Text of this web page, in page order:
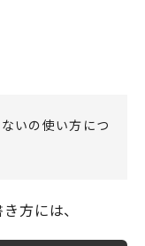
いの使い方につ
方には、